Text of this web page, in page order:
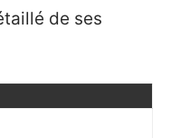
de ses